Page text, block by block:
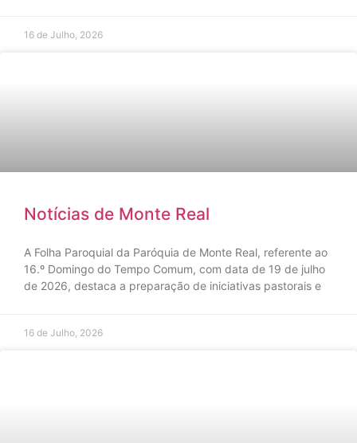
16 de Julho, 2026
Notícias de Monte Real
A Folha Paroquial da Paróquia de Monte Real, referente ao
16.º Domingo do Tempo Comum, com data de 19 de julho
de 2026, destaca a preparação de iniciativas pastorais e
16 de Julho, 2026